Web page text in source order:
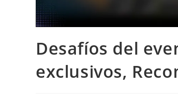
Desafíos del
exclusivos,